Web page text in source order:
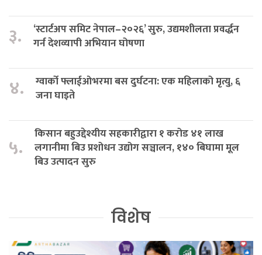
३.
‘स्टार्टअप समिट नेपाल–२०२६’ सुरु, उद्यमशीलता प्रवर्द्धन
गर्न देशव्यापी अभियान घोषणा
४.
ग्वार्को फ्लाईओभरमा बस दुर्घटना: एक महिलाको मृत्यु, ६
जना घाइते
५.
किसान बहुउद्देश्यीय सहकारीद्वारा १ करोड ४१ लाख
लगानीमा बिउ प्रशोधन उद्योग सञ्चालन, १४० बिघामा मूल
बिउ उत्पादन सुरु
विशेष